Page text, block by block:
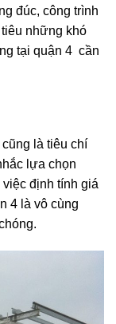
đúc, công trình
những khó
tại quận 4 cần
là tiêu chí
lựa chọn
định tính giá
4 là vô cùng